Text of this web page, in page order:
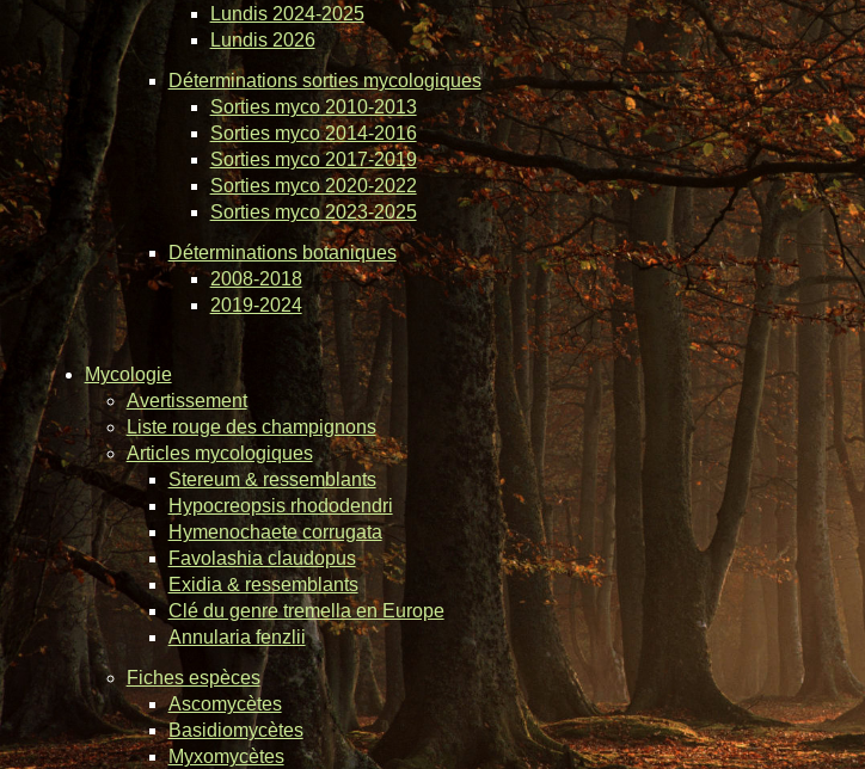
Lundis 2024-2025
Lundis 2026
Déterminations sorties mycologiques
Sorties myco 2010-2013
Sorties myco 2014-2016
Sorties myco 2017-2019
Sorties myco 2020-2022
Sorties myco 2023-2025
Déterminations botaniques
2008-2018
2019-2024
Mycologie
Avertissement
Liste rouge des champignons
Articles mycologiques
Stereum & ressemblants
Hypocreopsis rhododendri
Hymenochaete corrugata
Favolashia claudopus
Exidia & ressemblants
Clé du genre tremella en Europe
Annularia fenzlii
Fiches espèces
Ascomycètes
Basidiomycètes
Myxomycètes